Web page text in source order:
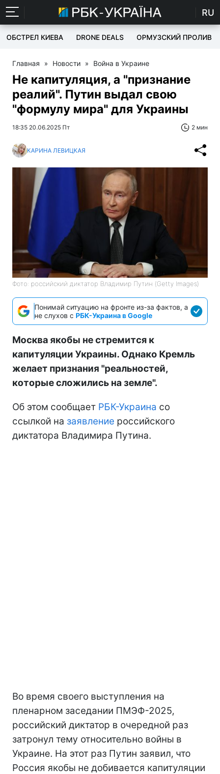
RU
ОБСТРЕЛ КИЕВА DRONE DEALS ОРМУЗСКИЙ ПРОЛИВ
Главная » Новости » Война в Украине
Не капитуляция, а "признание
реалий". Путин выдал свою
"формулу мира" для Украины
18:35 20.06.2025 Пт 2 мин
КАРИНА ЛЕВИЦКАЯ
Фото: российский диктатор Владимир Путин (Getty Images)
Понимай ситуацию на фронте из-за фактов, а
не слухов с РБК-Украина в Google
Москва якобы не стремится к
капитуляции Украины. Однако Кремль
желает признания "реальностей,
которые сложились на земле".
Об этом сообщает РБК-Украина со
ссылкой на заявление российского
диктатора Владимира Путина.
Во время своего выступления на
пленарном заседании ПМЭФ-2025,
российский диктатор в очередной раз
затронул тему относительно войны в
Украине. На этот раз Путин заявил, что
Россия якобы не добивается капитуляции